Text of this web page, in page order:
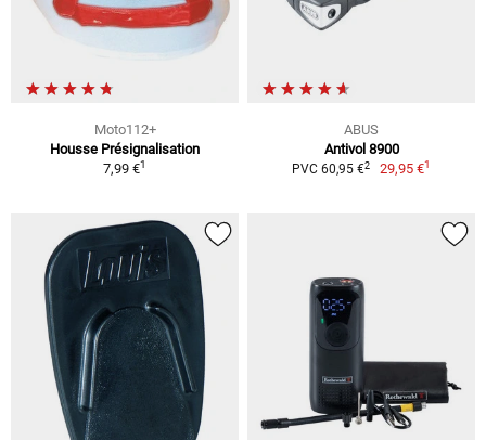
Moto112+
Housse Présignalisation
7,99 €1
ABUS
Antivol 8900
PVC 60,95 €2 29,95 €1